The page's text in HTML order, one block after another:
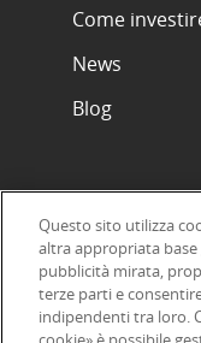
Come
News
Blog
©2026 Online
Questo sito utilizza
altra appropriata
pubblicità mirata,
terze parti e
indipendenti tra loro.